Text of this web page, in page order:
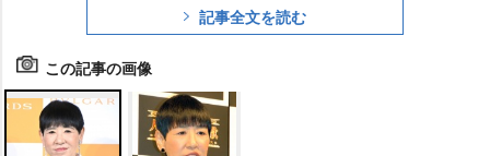
記事全文を読む
この記事の画像